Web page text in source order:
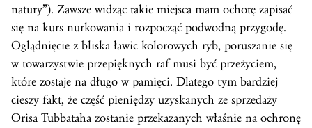
natury”). Zawsze widząc takie miejsca mam ochotę zapisać
się na kurs nurkowania i rozpocząć podwodną przygodę.
Oglądnięcie z bliska ławic kolorowych ryb, poruszanie się
w towarzystwie przepięknych raf musi być przeżyciem,
które zostaje na długo w pamięci. Dlatego tym bardziej
cieszy fakt, że część pieniędzy uzyskanych ze sprzedaży
Orisa Tubbataha zostanie przekazanych właśnie na ochronę